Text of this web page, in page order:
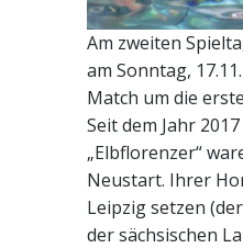
Am zweiten
am Sonntag,
Match um die
Seit dem Jahr
„Elbflorenzer“
Neustart. Ihrer
Leipzig setzen
der sächsischen